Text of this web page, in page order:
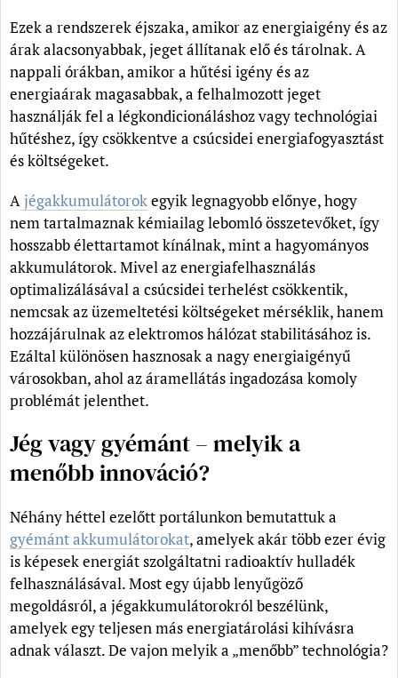
Ezek a rendszerek éjszaka, amikor az energiaigény és az
árak alacsonyabbak, jeget állítanak elő és tárolnak. A
nappali órákban, amikor a hűtési igény és az
energiaárak magasabbak, a felhalmozott jeget
használják fel a légkondicionáláshoz vagy technológiai
hűtéshez, így csökkentve a csúcsidei energiafogyasztást
és költségeket.
A jégakkumulátorokegyik legnagyobb előnye, hogy
nem tartalmaznak kémiailag lebomló összetevőket, így
hosszabb élettartamot kínálnak, mint a hagyományos
akkumulátorok. Mivel az energiafelhasználás
optimalizálásával a csúcsidei terhelést csökkentik,
nemcsak az üzemeltetési költségeket mérséklik, hanem
hozzájárulnak az elektromos hálózat stabilitásához is.
Ezáltal különösen hasznosak a nagy energiaigényű
városokban, ahol az áramellátás ingadozása komoly
problémát jelenthet.
Jég vagy gyémánt – melyik a
menőbb innováció?
Néhány héttel ezelőtt portálunkon bemutattuk a
gyémánt akkumulátorokat, amelyek akár több ezer évig
is képesek energiát szolgáltatni radioaktív hulladék
felhasználásával. Most egy újabb lenyűgöző
megoldásról, a jégakkumulátorokról beszélünk,
amelyek egy teljesen más energiatárolási kihívásra
adnak választ. De vajon melyik a „menőbb” technológia?